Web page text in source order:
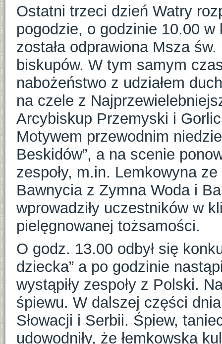
Ostatni trzeci dzień Watry
pogodzie, o godzinie 10.00
została odprawiona Msza
biskupów. W tym samym
nabożeństwo z udziałem
na czele z
Arcybiskup Przemyski i
Motywem przewodnim
Beskidów”, a na scenie
zespoły, m.in. Lemkowyna
Bawnycia z Zymna Woda i
wprowadziły uczestników w
pielęgnowanej tożsamości.
O godz. 13.00 odbył się
dziecka” a po godzinie
wystąpiły zespoły z Polski.
śpiewu. W dalszej części
Słowacji i Serbii. Śpiew,
udowodniły, że łemkowska